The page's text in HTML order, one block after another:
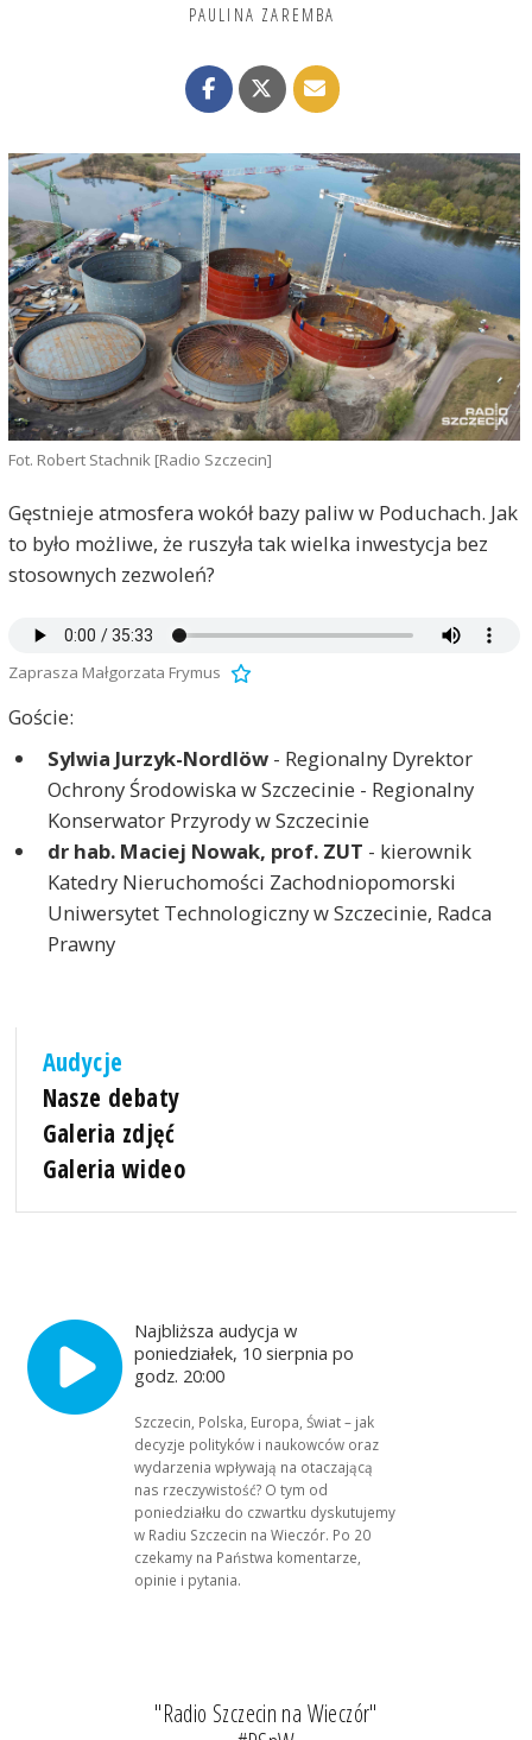
PAULINA ZAREMBA
Fot. Robert Stachnik [Radio Szczecin]
Gęstnieje atmosfera wokół bazy paliw w Poduchach. Jak
to było możliwe, że ruszyła tak wielka inwestycja bez
stosownych zezwoleń?
Zaprasza Małgorzata Frymus
Goście:
Sylwia Jurzyk-Nordlöw- Regionalny Dyrektor
Ochrony Środowiska w Szczecinie - Regionalny
Konserwator Przyrody w Szczecinie
dr hab. Maciej Nowak, prof. ZUT - kierownik
Katedry Nieruchomości Zachodniopomorski
Uniwersytet Technologiczny w Szczecinie, Radca
Prawny
Audycje
Nasze debaty
Galeria zdjęć
Galeria wideo
Najbliższa audycja w
poniedziałek, 10 sierpnia po
godz. 20:00
Szczecin, Polska, Europa, Świat – jak
decyzje polityków i naukowców oraz
wydarzenia wpływają na otaczającą
nas rzeczywistość? O tym od
poniedziałku do czwartku dyskutujemy
w Radiu Szczecin na Wieczór. Po 20
czekamy na Państwa komentarze,
opinie i pytania.
"Radio Szczecin na Wieczór"